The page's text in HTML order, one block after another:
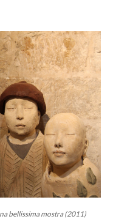
bellissima mostra (2011)